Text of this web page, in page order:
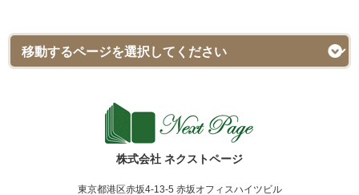
株式会社 ネクストページ
東京都港区赤坂4-13-5 赤坂オフィスハイツビル